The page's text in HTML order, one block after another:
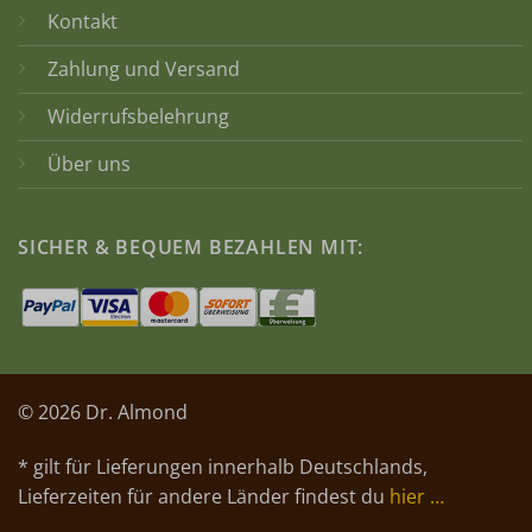
Kontakt
Zahlung und Versand
Widerrufsbelehrung
Über uns
SICHER & BEQUEM BEZAHLEN MIT:
© 2026 Dr. Almond
* gilt für Lieferungen innerhalb Deutschlands,
Lieferzeiten für andere Länder findest du hier …